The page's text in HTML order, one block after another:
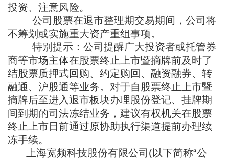
投资、注意风险。
公司股票在退市整理期交易期间，公司将
不筹划或实施重大资产重组事项。
特别提示：公司提醒广大投资者或托管券
商等市场主体在股票终止上市暨摘牌前及时了
结股票质押式回购、约定购回、融资融券、转
融通、沪股通等业务。对于自股票终止上市暨
摘牌后至进入退市板块办理股份登记、挂牌期
间到期的司法冻结业务，建议有权机关在股票
终止上市日前通过原协助执行渠道提前办理续
冻手续。
上海宽频科技股份有限公司(以下简称“公